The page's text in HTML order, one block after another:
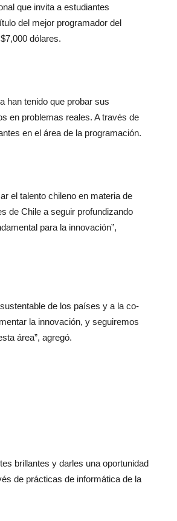
que invita a estudiantes
del mejor programador del
dólares.
han tenido que probar sus
en problemas reales. A través de
en el área de la programación.
el talento chileno en materia de
de Chile a seguir profundizando
para la innovación”,
de los países y a la co-
la innovación, y seguiremos
área”, agregó.
brillantes y darles una oportunidad
de prácticas de informática de la